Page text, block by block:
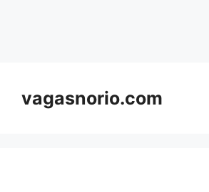
vagasnorio.com